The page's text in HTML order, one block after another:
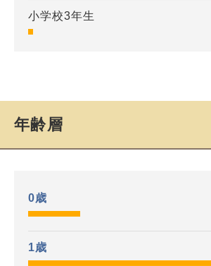
小学校3年生
年齢層
0歳
1歳